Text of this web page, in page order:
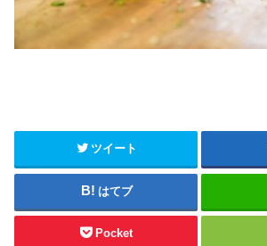
ツイート
はてブ
Pocket